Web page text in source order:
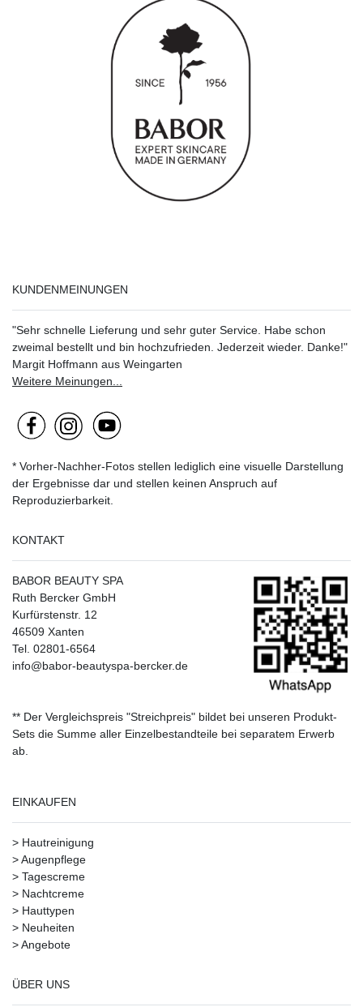
KUNDENMEINUNGEN
"Sehr schnelle Lieferung und sehr guter Service. Habe schon
zweimal bestellt und bin hochzufrieden. Jederzeit wieder. Danke!"
Margit Hoffmann aus Weingarten
Weitere Meinungen...
* Vorher-Nachher-Fotos stellen lediglich eine visuelle Darstellung
der Ergebnisse dar und stellen keinen Anspruch auf
Reproduzierbarkeit.
KONTAKT
BABOR BEAUTY SPA
Ruth Bercker GmbH
Kurfürstenstr. 12
46509 Xanten
Tel. 02801-6564
info@babor-beautyspa-bercker.de
** Der Vergleichspreis "Streichpreis" bildet bei unseren Produkt-
Sets die Summe aller Einzelbestandteile bei separatem Erwerb
ab.
EINKAUFEN
> Hautreinigung
>Augenpflege
> Tagescreme
> Nachtcreme
> Hauttypen
> Neuheiten
>Angebote
ÜBER UNS